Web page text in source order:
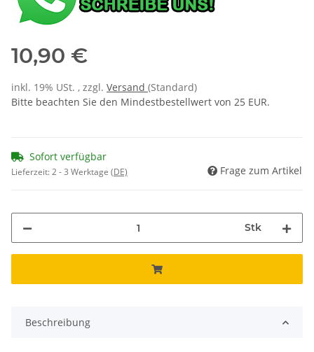
10,90 €
inkl. 19% USt. , zzgl. Versand (Standard)
Bitte beachten Sie den Mindestbestellwert von 25 EUR.
Sofort verfügbar
Lieferzeit:2 - 3 Werktage (DE) Frage zum Artikel
Stk
Beschreibung